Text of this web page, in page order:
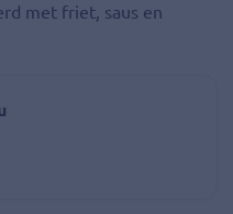
met friet, saus en